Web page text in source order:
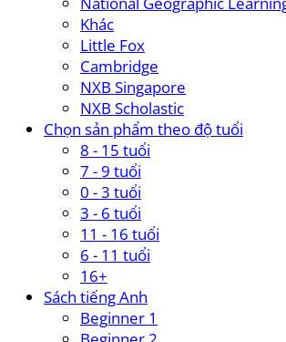
Khác
Little Fox
Cambridge
NXB Singapore
NXB Scholastic
Chọn sản phẩm theo độ tuổi
8 - 15 tuổi
7 - 9 tuổi
0 - 3 tuổi
3 - 6 tuổi
11 - 16 tuổi
6 - 11 tuổi
16+
Sách tiếng Anh
Beginner 1